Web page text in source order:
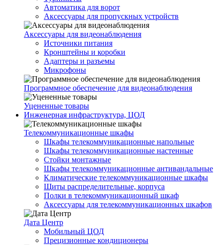
Автоматика для ворот
Аксессуары для пропускных устройств
Аксессуары для видеонаблюдения
Источники питания
Кронштейны и коробки
Адаптеры и разъемы
Микрофоны
Программное обеспечение для видеонаблюдения
Уцененные товары
Инженерная инфраструктура, ЦОД
Телекоммуникационные шкафы
Шкафы телекоммуникационные напольные
Шкафы телекоммуникационные настенные
Стойки монтажные
Шкафы телекоммуникационные антивандальные
Климатические телекоммуникационные шкафы
Щиты распределительные, корпуса
Полки в телекоммуникационный шкаф
Аксессуары для телекоммуникационных шкафов
Дата Центр
Мобильный ЦОД
Прецизионные кондиционеры